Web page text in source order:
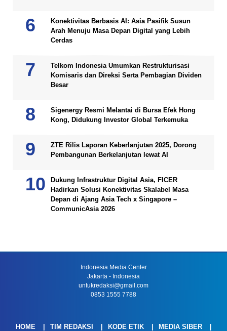
Konektivitas Berbasis AI: Asia Pasifik Susun
Arah Menuju Masa Depan Digital yang Lebih
Cerdas
Telkom Indonesia Umumkan Restrukturisasi
Komisaris dan Direksi Serta Pembagian Dividen
Besar
Sigenergy Resmi Melantai di Bursa Efek Hong
Kong, Didukung Investor Global Terkemuka
ZTE Rilis Laporan Keberlanjutan 2025, Dorong
Pembangunan Berkelanjutan lewat AI
Dukung Infrastruktur Digital Asia, FICER
Hadirkan Solusi Konektivitas Skalabel Masa
Depan di Ajang Asia Tech x Singapore –
CommunicAsia 2026
Indonesia Media Center
Jakarta - Indonesia
untukredaksi@gmail.com
0853 1555 7788
HOME TIM REDAKSI KODE ETIK
MEDIA SIBER